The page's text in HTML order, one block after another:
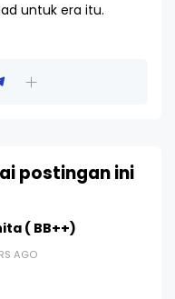
untuk era itu.
postingan ini
( BB++)
AGO